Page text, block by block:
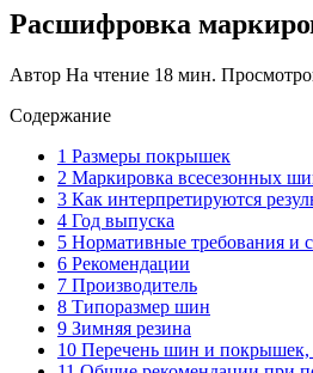
Расшифровка
Автор На чтение 18 мин.
Содержание
1 Размеры покрышек
2 Маркировка всесезонных
3 Как интерпретируются
4 Год выпуска
5 Нормативные требования и
6 Рекомендации
7 Производитель
8 Типоразмер шин
9 Зимняя резина
10 Перечень шин и покрышек,